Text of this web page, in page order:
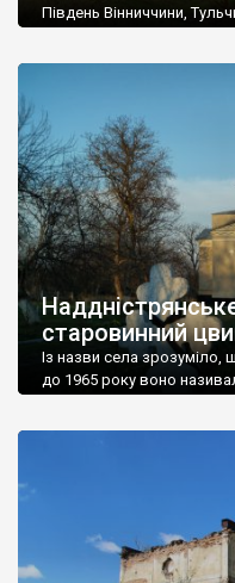
Південь Вінниччини,
старовинний цвинтар із
збереглися, написані
мовою. За всіма
український. Хрести
роках Болган […]
старовинний
Із назви села
до 1965 року воно
Наддністрянське
сіл. У селі є мурована